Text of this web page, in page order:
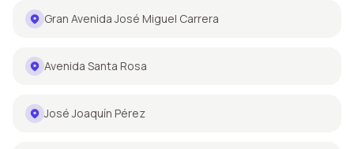
Gran Avenida José Miguel Carrera
Avenida Santa Rosa
José Joaquín Pérez